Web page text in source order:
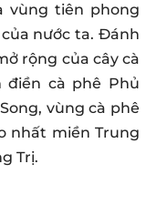
vùng tiên phong
nước ta. Đánh
rộng của cây cà
điền cà phê Phủ
vùng cà phê
nhất miền Trung
Trị.